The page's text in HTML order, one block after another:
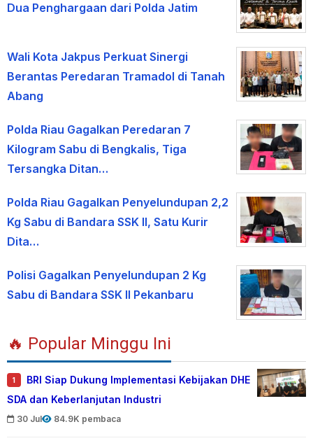
Dua Penghargaan dari Polda Jatim
Wali Kota Jakpus Perkuat Sinergi
Berantas Peredaran Tramadol di Tanah
Abang
Polda Riau Gagalkan Peredaran 7
Kilogram Sabu di Bengkalis, Tiga
Tersangka Ditan…
Polda Riau Gagalkan Penyelundupan 2,2
Kg Sabu di Bandara SSK II, Satu Kurir
Dita…
Polisi Gagalkan Penyelundupan 2 Kg
Sabu di Bandara SSK II Pekanbaru
🔥 Popular Minggu Ini
1
BRI Siap Dukung Implementasi Kebijakan DHE
SDA dan Keberlanjutan Industri
30 Jul 84.9K pembaca